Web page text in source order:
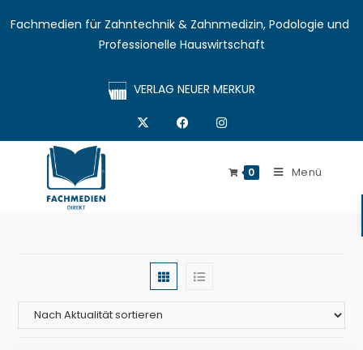
Fachmedien für Zahntechnik & Zahnmedizin, Podologie und
Professionelle Hauswirtschaft
VERLAG NEUER MERKUR
0 Menü